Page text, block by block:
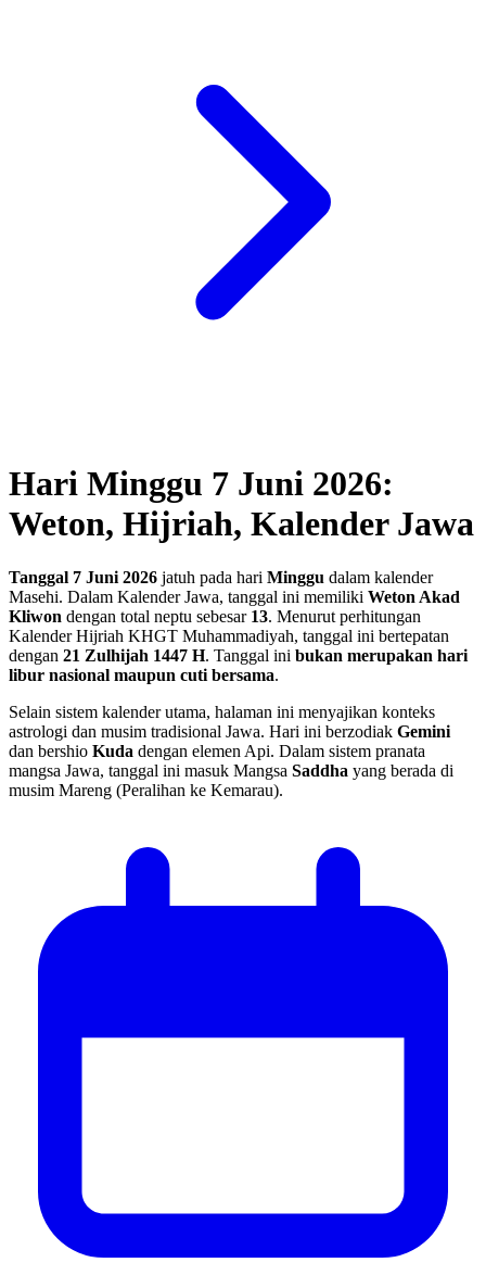
Hari Minggu 7 Juni 2026:
Weton, Hijriah, Kalender Jawa
Tanggal 7 Juni 2026 jatuh pada hari Minggu dalam kalender
Masehi. Dalam Kalender Jawa, tanggal ini memiliki Weton Akad
Kliwon dengan total neptu sebesar 13. Menurut perhitungan
Kalender Hijriah KHGT Muhammadiyah, tanggal ini bertepatan
dengan 21 Zulhijah 1447 H. Tanggal ini bukan merupakan hari
libur nasional maupun cuti bersama.
Selain sistem kalender utama, halaman ini menyajikan konteks
astrologi dan musim tradisional Jawa. Hari ini berzodiak Gemini
dan bershio Kuda dengan elemen Api. Dalam sistem pranata
mangsa Jawa, tanggal ini masuk Mangsa Saddha yang berada di
musim Mareng (Peralihan ke Kemarau).